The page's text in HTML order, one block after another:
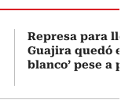
Represa para
Guajira quedó en
blanco’ pese a